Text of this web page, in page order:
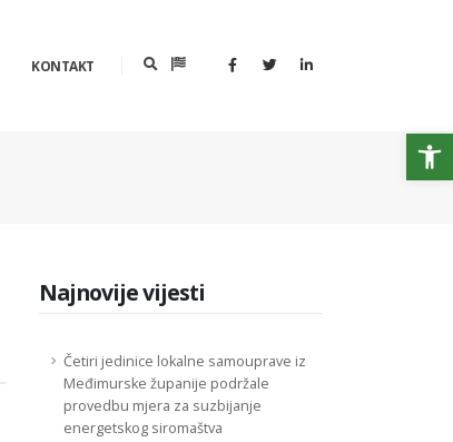
KONTAKT
Najnovije vijesti
Četiri jedinice lokalne samouprave iz
Međimurske županije podržale
provedbu mjera za suzbijanje
energetskog siromaštva